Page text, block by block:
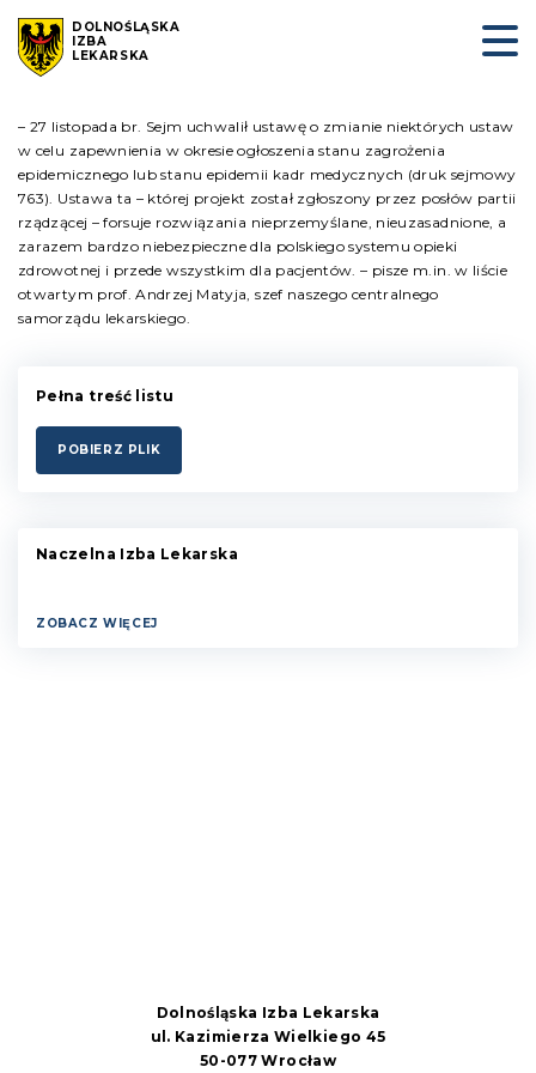
DOLNOŚLĄSKA
IZBA
LEKARSKA
– 27 listopada br. Sejm uchwalił ustawę o zmianie niektórych ustaw
w celu zapewnienia w okresie ogłoszenia stanu zagrożenia
epidemicznego lub stanu epidemii kadr medycznych (druk sejmowy
763). Ustawa ta – której projekt został zgłoszony przez posłów partii
rządzącej – forsuje rozwiązania nieprzemyślane, nieuzasadnione, a
zarazem bardzo niebezpieczne dla polskiego systemu opieki
zdrowotnej i przede wszystkim dla pacjentów. – pisze m.in. w liście
otwartym prof. Andrzej Matyja, szef naszego centralnego
samorządu lekarskiego.
Pełna treść listu
POBIERZ PLIK
Naczelna Izba Lekarska
ZOBACZ WIĘCEJ
Dolnośląska Izba Lekarska
ul. Kazimierza Wielkiego 45
50-077 Wrocław